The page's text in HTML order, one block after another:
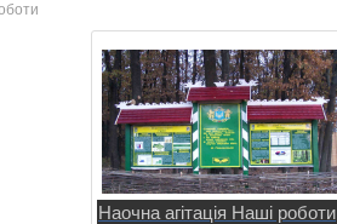
Наочна агітація Наші роботи